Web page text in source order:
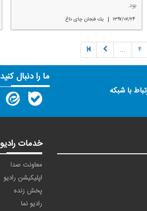
بود.
۱۳۹۷/۰۷/۲۴ | یك فنجان چای داغ
۴ ...
با شبکه
ما را دنبال کنید
خدمات رادیو
معاونت صدا
اپلیکیشن رادیو
پخش زنده
رادیو نما